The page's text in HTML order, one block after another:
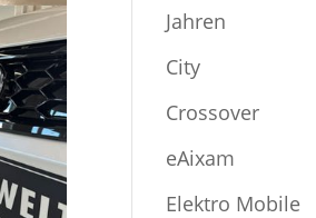
Jahren
City
Crossover
eAixam
Elektro Mobile